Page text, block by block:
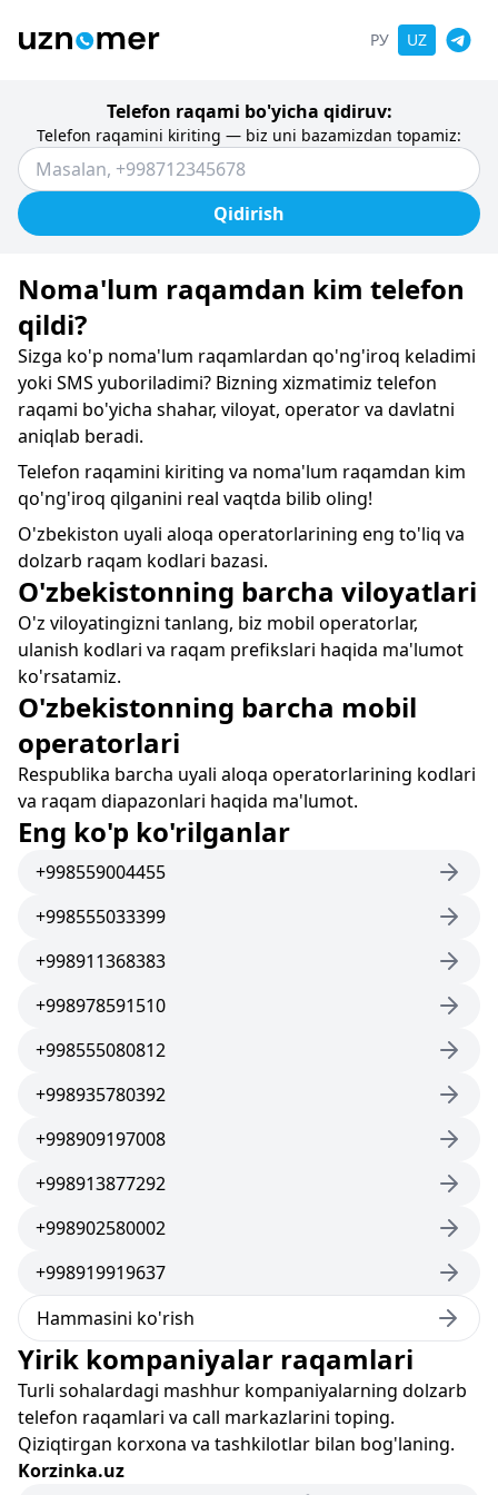
РУ UZ
Telefon raqami bo'yicha qidiruv:
Telefon raqamini kiriting — biz uni bazamizdan topamiz:
Qidirish
Noma'lum raqamdan kim telefon
qildi?
Sizga ko'p noma'lum raqamlardan qo'ng'iroq keladimi
yoki SMS yuboriladimi? Bizning xizmatimiz telefon
raqami bo'yicha shahar, viloyat, operator va davlatni
aniqlab beradi.
Telefon raqamini kiriting va noma'lum raqamdan kim
qo'ng'iroq qilganini real vaqtda bilib oling!
O'zbekiston uyali aloqa operatorlarining eng to'liq va
dolzarb raqam kodlari bazasi.
O'zbekistonning barcha viloyatlari
O'z viloyatingizni tanlang, biz mobil operatorlar,
ulanish kodlari va raqam prefikslari haqida ma'lumot
ko'rsatamiz.
O'zbekistonning barcha mobil
operatorlari
Respublika barcha uyali aloqa operatorlarining kodlari
va raqam diapazonlari haqida ma'lumot.
Eng ko'p ko'rilganlar
+998559004455
+998555033399
+998911368383
+998978591510
+998555080812
+998935780392
+998909197008
+998913877292
+998902580002
+998919919637
Hammasini ko'rish
Yirik kompaniyalar raqamlari
Turli sohalardagi mashhur kompaniyalarning dolzarb
telefon raqamlari va call markazlarini toping.
Qiziqtirgan korxona va tashkilotlar bilan bog'laning.
Korzinka.uz